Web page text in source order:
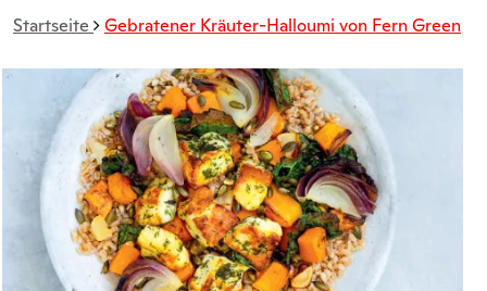
Startseite Gebratener Kräuter-Halloumi von Fern Green